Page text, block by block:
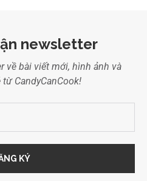
newsletter
về bài viết mới, hình ảnh và
CandyCanCook!